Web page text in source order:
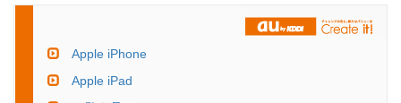
Apple iPhone
Apple iPad